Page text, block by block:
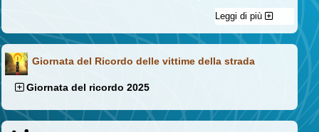
Leggi di più
Giornata del Ricordo delle vittime della strada
Giornata del ricordo 2025